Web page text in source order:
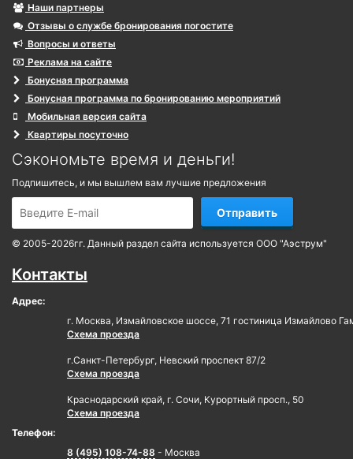
Наши партнеры
Отзывы о службе бронирования погостите
Вопросы и ответы
Реклама на сайте
Бонусная программа
Бонусная программа по бронированию мероприятий
Мобильная версия сайта
Квартиры посуточно
Сэкономьте время и деньги!
Подпишитесь, и мы вышлем вам лучшие предложения
Отправить
© 2005-2026гг. Данный раздел сайта используется ООО "Аэструм"
Контакты
Адрес:
г. Москва, Измайловское шоссе, 71 гостиница Измайлово
Схема проезда
г.Санкт-Петербург, Невский проспект 87/2
Схема проезда
Краснодарский край, г. Сочи, Курортный просп., 50
Схема проезда
Телефон:
8 (495) 108-74-88 - Москва